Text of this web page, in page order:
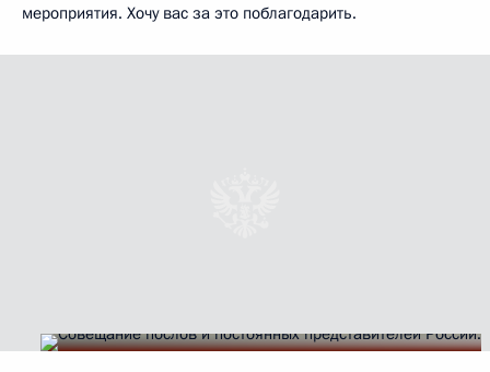
мероприятия. Хочу вас за это поблагодарить.